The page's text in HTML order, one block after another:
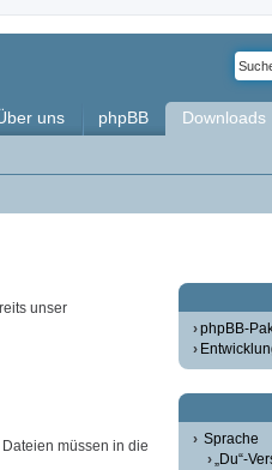
uns phpBB Downloads
unser
müssen in die
phpBB-
Sprache
„Du“-